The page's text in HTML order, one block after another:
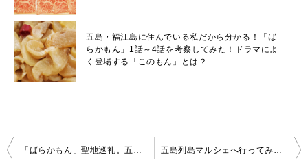
五島・福江島に住んでいる私だから分かる！「ば
らかもん」1話～4話を考察してみた！ドラマによ
く登場する「このもん」とは？
投